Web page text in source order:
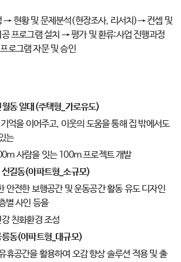
동 일대(주택형_가로유도)
을 이어주고, 이웃의 도움을 통해 집 밖에서도
는
사람을 잇는 100m 프로젝트 개발
길동(아파트형_소규모)
전한 보행공간 및 운동공간 활동 유도 디자인
별 사인 등을
친화환경 조성
동(아파트형_대규모)
휴공간을 활용하여 오감 향상 솔루션 적용 및 출